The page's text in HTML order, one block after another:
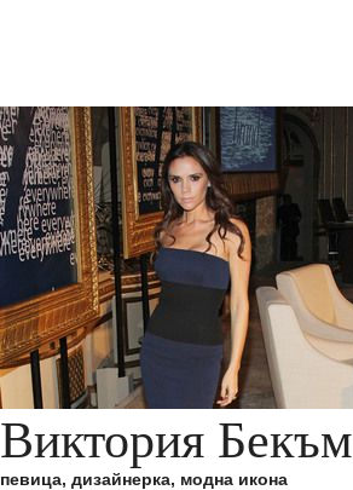
Виктория Бекъм
певица, дизайнерка, модна икона